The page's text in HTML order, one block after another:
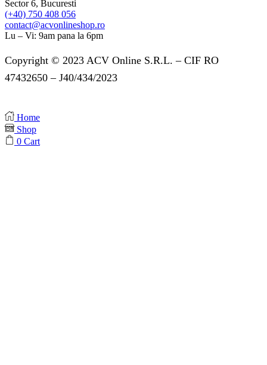
Sector 6, Bucuresti
(+40) 750 408 056
contact@acvonlineshop.ro
Lu – Vi: 9am pana la 6pm
Copyright © 2023 ACV Online S.R.L. – CIF RO
47432650 – J40/434/2023
Home
Shop
0 Cart